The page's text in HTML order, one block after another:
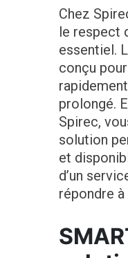
Chez
le respect
essentiel.
conçu
prolongé.
Spirec,
solution
et
d’un
répondre